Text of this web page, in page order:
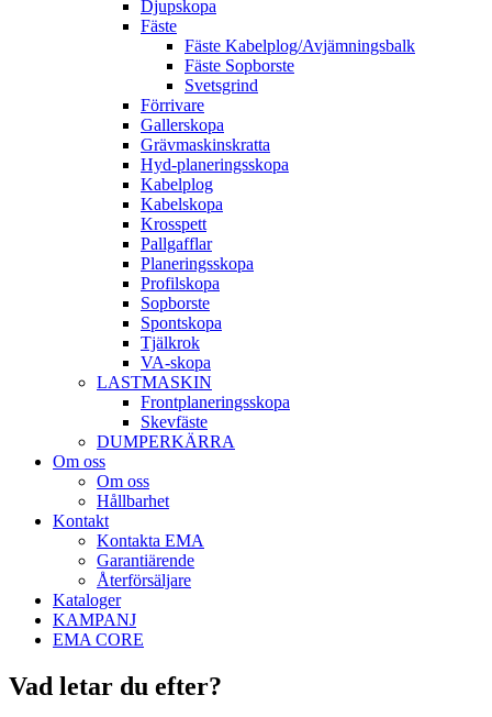
Djup­skopa
Fäste
Fäste Kabel­­plog/­Avjämnings­­balk
Fäste Sop­borste
Svets­grind
Förrivare
Galler­skopa
Gräv­maskins­kratta
Hyd­-planerings­skopa
Kabel­plog
Kabel­skopa
Kros­spett
Pallgafflar
Planerings­skopa
Profil­skopa
Sop­borste
Spont­skopa
Tjäl­krok
VA­-skopa
LAST­MASKIN
Front­planerings­skopa
Skev­fäste
DUMPER­KÄRRA
Om oss
Om oss
Hållbarhet
Kontakt
Kontakta EMA
Garantiärende
Återförsäljare
Kataloger
KAMPANJ
EMA CORE
Vad letar du efter?